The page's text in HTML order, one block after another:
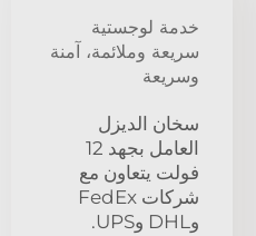
خدمة لوجستية
سريعة وملائمة، آمنة
وسريعة
سخان الديزل
العامل بجهد 12
فولت يتعاون مع
شركات FedEx
وDHL وUPS.